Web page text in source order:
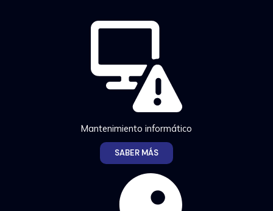
Mantenimiento informático
SABER MÁS